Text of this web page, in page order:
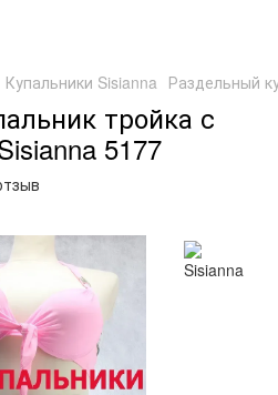
Купальники Sisianna Раздельный
тройка с
5177